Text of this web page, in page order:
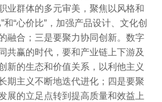
业群体的多元审美，聚焦以风格和
“心价比”，加强产品设计、文化创
融合；三是要聚力协同创新。数字
共赢的时代，要和产业链上下游及
新的生态和价值关系，以利他主义
期主义不断地迭代进化；四是要聚
展的立足点转到提高质量和效益上